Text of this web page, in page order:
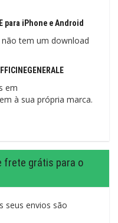
para iPhone e Android
não tem um download
em
à sua própria marca.
frete grátis para o
seus envios são